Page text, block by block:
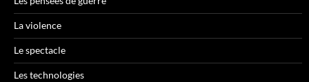
La violence
Le spectacle
Les technologies